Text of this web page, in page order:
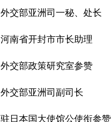
外交部亚洲司一秘、处长
河南省开封市市长助理
外交部政策研究室参赞
外交部亚洲司副司长
驻日本国大使馆公使衔参